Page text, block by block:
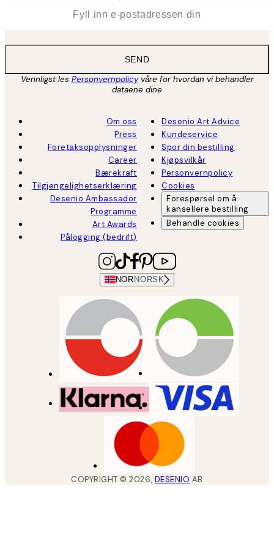
SEND
Vennligst les Personvernpolicyvåre for hvordan vi behandler
dataene dine
Om oss
Press
Foretaksopplysninger
Career
Bærekraft
Tilgjengelighetserklæring
Desenio Ambassador
Programme
Art Awards
Pålogging (bedrift)
Desenio Art Advice
Kundeservice
Spor din bestilling
Kjøpsvilkår
Personvernpolicy
Cookies
Forespørsel om å
kansellere bestilling
Behandle cookies
NOR NORSK
COPYRIGHT ©2026, DESENIO AB